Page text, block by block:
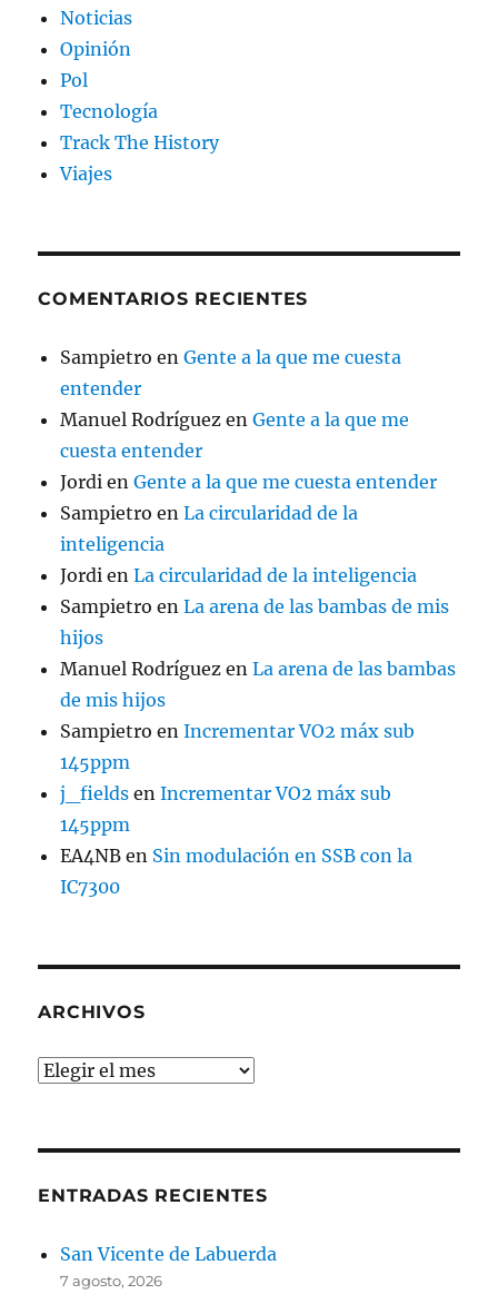
Noticias
Opinión
Pol
Tecnología
Track The History
Viajes
COMENTARIOS RECIENTES
Sampietro enGente a la que me cuesta
entender
Manuel Rodríguez enGente a la que me
cuesta entender
Jordi enGente a la que me cuesta entender
Sampietro enLa circularidad de la
inteligencia
Jordi enLa circularidad de la inteligencia
Sampietro enLa arena de las bambas de mis
hijos
Manuel Rodríguez enLa arena de las bambas
de mis hijos
Sampietro enIncrementar VO2 máx sub
145ppm
j_fields enIncrementar VO2 máx sub
145ppm
EA4NB en Sin modulación en SSB con la
IC7300
ARCHIVOS
Archivos
ENTRADAS RECIENTES
San Vicente de Labuerda
7 agosto, 2026